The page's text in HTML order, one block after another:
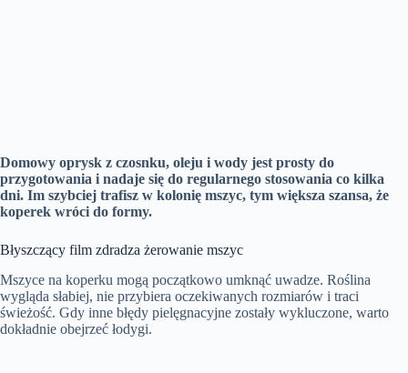
Domowy oprysk z czosnku, oleju i wody jest prosty do
przygotowania i nadaje się do regularnego stosowania co kilka
dni. Im szybciej trafisz w kolonię mszyc, tym większa szansa, że
koperek wróci do formy.
Błyszczący film zdradza żerowanie mszyc
Mszyce na koperku mogą początkowo umknąć uwadze. Roślina
wygląda słabiej, nie przybiera oczekiwanych rozmiarów i traci
świeżość. Gdy inne błędy pielęgnacyjne zostały wykluczone, warto
dokładnie obejrzeć łodygi.